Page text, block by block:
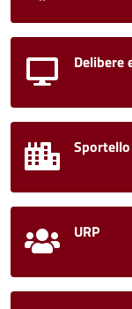
Delibere
Sportello
URP